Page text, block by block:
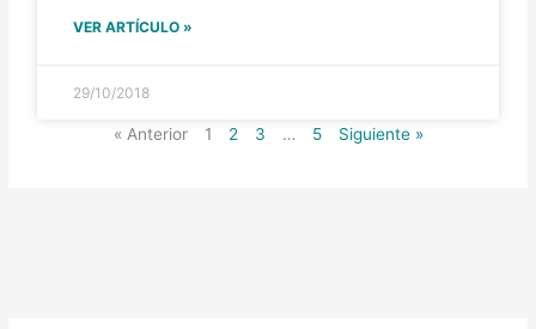
VER ARTÍCULO »
29/10/2018
« Anterior 1 2 3 … 5 Siguiente »